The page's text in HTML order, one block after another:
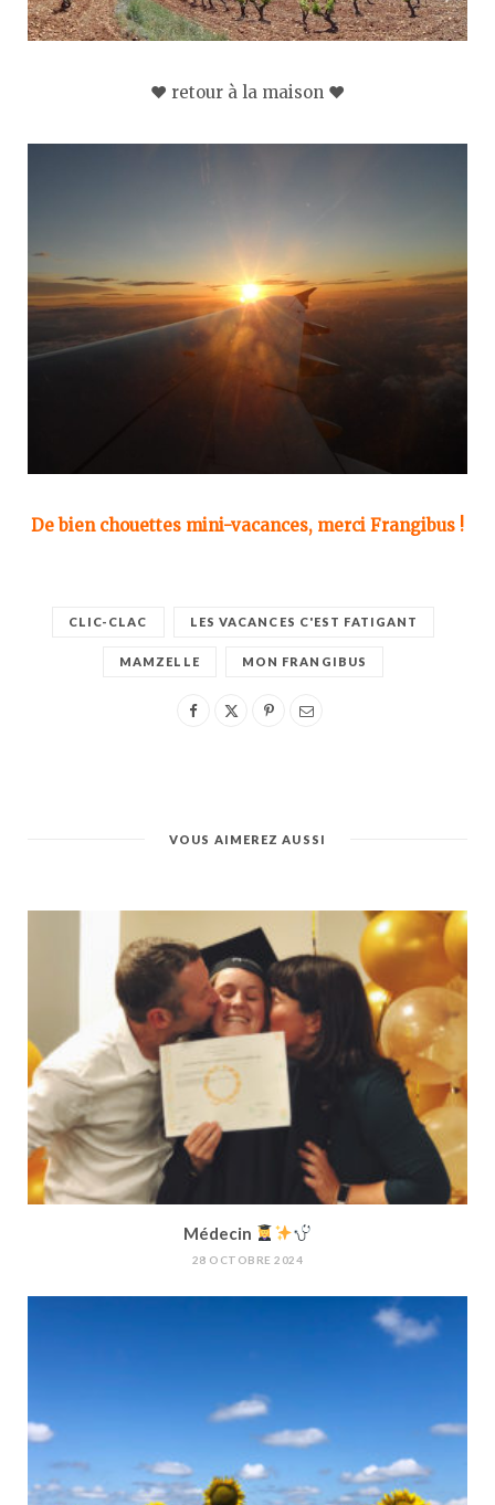
♥ retour à la maison ♥
De bien chouettes mini-vacances, merci Frangibus !
CLIC-CLAC LES VACANCES C'EST FATIGANT
MAMZELLE MON FRANGIBUS
VOUS AIMEREZ AUSSI
Médecin
28 OCTOBRE 2024